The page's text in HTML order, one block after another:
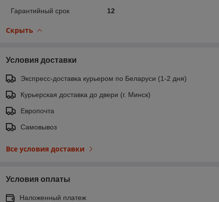
Гарантийный срок 12
Скрыть
Условия доставки
Экспресс-доставка курьером по Беларуси (1-2 дня)
Курьерская доставка до двери (г. Минск)
Европочта
Самовывоз
Все условия доставки
Условия оплаты
Наложенный платеж